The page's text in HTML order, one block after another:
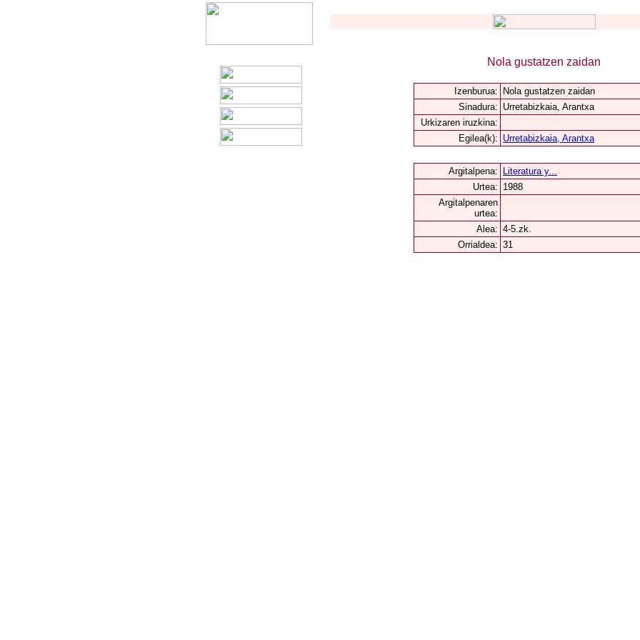
Nola gustatzen zaidan
Izenburua:
Nola gustatzen zaidan
Sinadura: Urretabizkaia, Arantxa
Urkizaren iruzkina:
Egilea(k): Urretabizkaia, Arantxa
Argitalpena:
Literatura y...
Urtea: 1988
Argitalpenaren
urtea:
Alea: 4-5.zk.
Orrialdea: 31